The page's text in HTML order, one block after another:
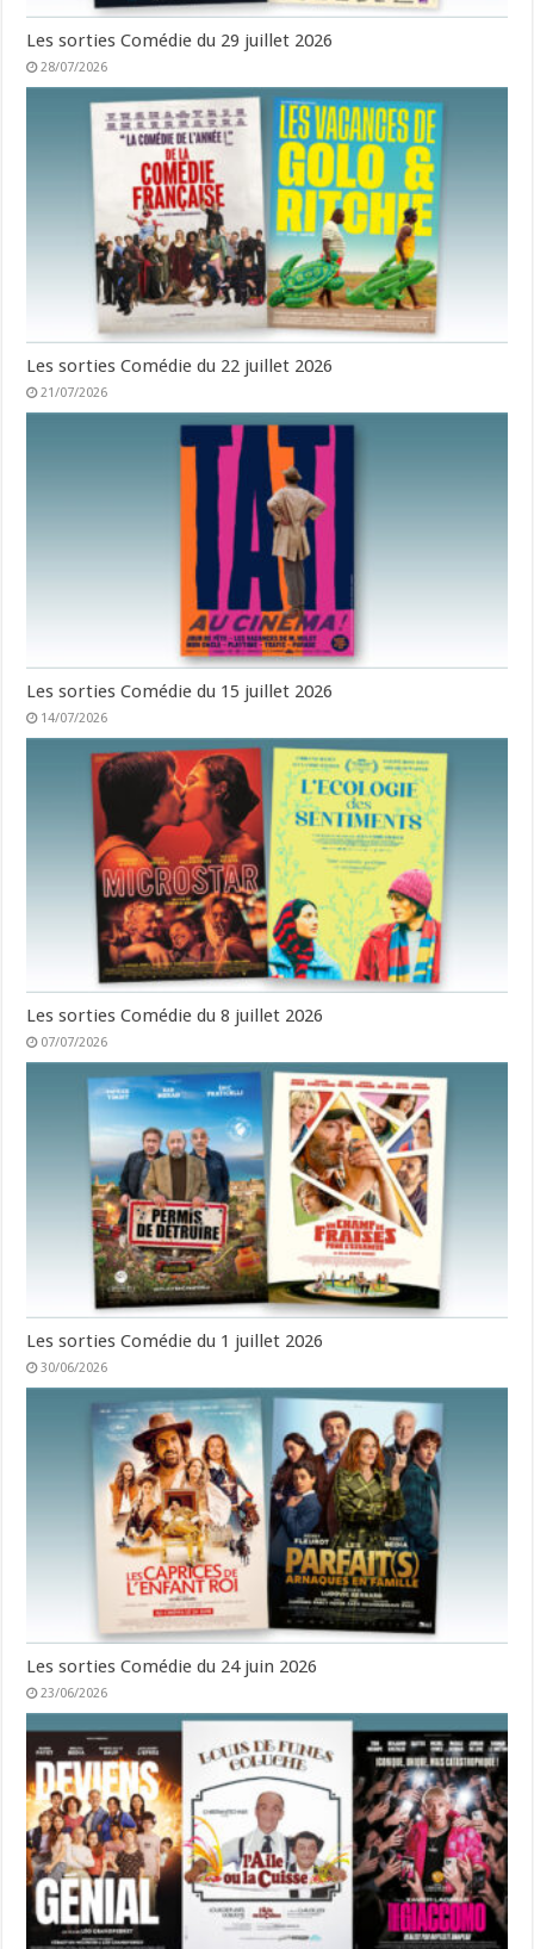
Les sorties Comédie du 29 juillet 2026
28/07/2026
Les sorties Comédie du 22 juillet 2026
21/07/2026
Les sorties Comédie du 15 juillet 2026
14/07/2026
Les sorties Comédie du 8 juillet 2026
07/07/2026
Les sorties Comédie du 1 juillet 2026
30/06/2026
Les sorties Comédie du 24 juin 2026
23/06/2026